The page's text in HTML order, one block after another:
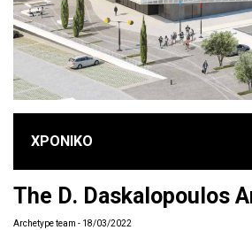
ΧΡΟΝΙΚΟ
The D. Daskalopoulos
Archetype team - 18/03/2022